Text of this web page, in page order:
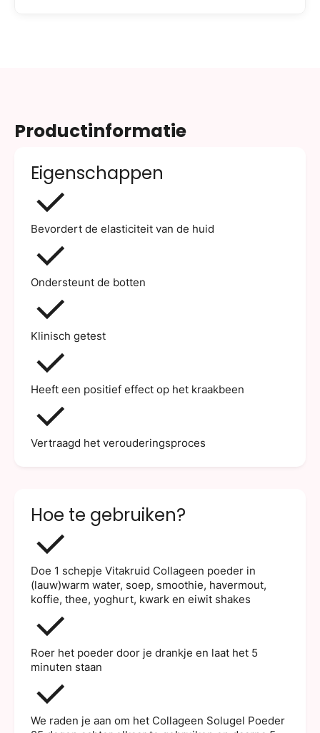
Productinformatie
Eigenschappen
Bevordert de elasticiteit van de huid
Ondersteunt de botten
Klinisch getest
Heeft een positief effect op het kraakbeen
Vertraagd het verouderingsproces
Hoe te gebruiken?
Doe 1 schepje Vitakruid Collageen poeder in
(lauw)warm water, soep, smoothie, havermout,
koffie, thee, yoghurt, kwark en eiwit shakes
Roer het poeder door je drankje en laat het 5
minuten staan
We raden je aan om het Collageen Solugel Poeder